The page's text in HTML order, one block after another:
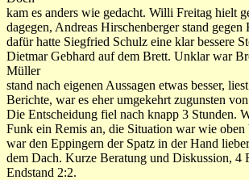
kam es anders wie gedacht. Willi Freitag hielt
dagegen, Andreas Hirschenberger stand
dafür hatte Siegfried Schulz eine klar bessere
Dietmar Gebhard auf dem Brett. Unklar war
Müller
stand nach eigenen Aussagen etwas besser,
Berichte, war es eher umgekehrt zugunsten
Die Entscheidung fiel nach knapp 3 Stunden.
Funk ein Remis an, die Situation war wie oben
war den Eppingern der Spatz in der Hand
dem Dach. Kurze Beratung und Diskussion, 4
Endstand 2:2.